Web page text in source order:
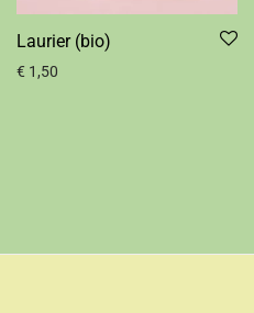
Laurier (bio)
€ 1,50